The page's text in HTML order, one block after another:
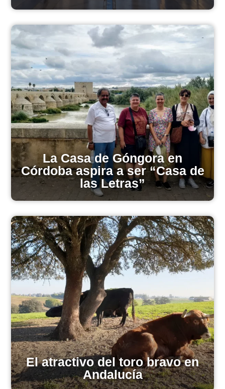
La Casa de Góngora en
Córdoba aspira a ser “Casa de
las Letras”
El atractivo del toro bravo en
Andalucía